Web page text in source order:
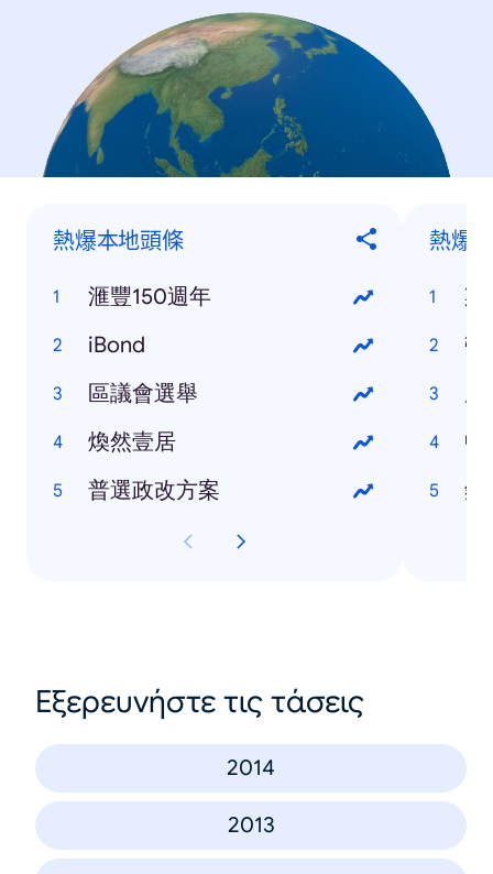
熱爆本地頭條
滙豐150週年
iBond
區議會選舉
煥然壹居
普選政改方案
熱爆
梁
勞
中
錢
Εξερευνήστε τις τάσεις
2014
2013